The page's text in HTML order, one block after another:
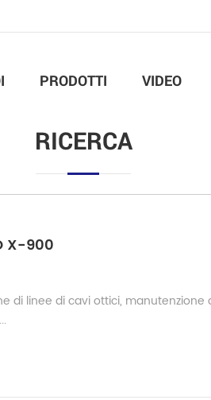
PRODOTTI VIDEO
RICERCA
X-900
di linee di cavi ottici, manutenzione